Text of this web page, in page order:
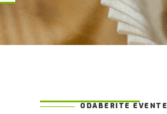
ODABERITE EVENTE